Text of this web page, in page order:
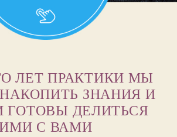
ЛЕТ ПРАКТИКИ МЫ
ЗНАНИЯ И
ГОТОВЫ ДЕЛИТЬСЯ
С ВАМИ